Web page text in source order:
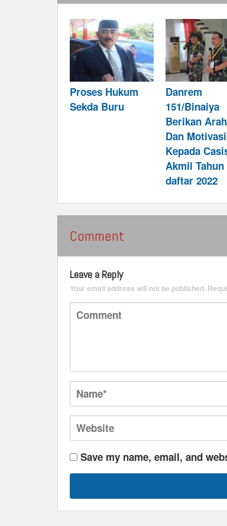
Proses Hukum
Sekda Buru
Danrem
151/Binaiya
Berikan
Dan Motivasi
Kepada
Akmil Tahun
daftar 2022
Comment
Leave a Reply
Your email address will not be published.
Save my name, email, and